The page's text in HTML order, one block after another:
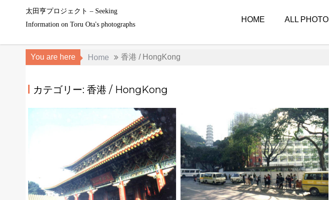
太田亨プロジェクト – Seeking
Information on Toru Ota's photographs
HOME ALL
You are here Home 香港 / HongKong
カテゴリー: 香港 / HongKong